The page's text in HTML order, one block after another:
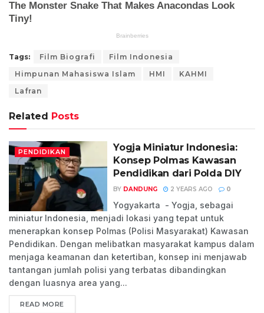
Tags: Film Biografi
Film Indonesia
Himpunan Mahasiswa Islam
HMI
KAHMI
Lafran
Related Posts
PENDIDIKAN
Yogja Miniatur Indonesia:
Konsep Polmas Kawasan
Pendidikan dari Polda DIY
BY DANDUNG 2 YEARS AGO 0
Yogyakarta - Yogja, sebagai
miniatur Indonesia, menjadi lokasi yang tepat untuk
menerapkan konsep Polmas (Polisi Masyarakat) Kawasan
Pendidikan. Dengan melibatkan masyarakat kampus dalam
menjaga keamanan dan ketertiban, konsep ini menjawab
tantangan jumlah polisi yang terbatas dibandingkan
dengan luasnya area yang...
READ MORE